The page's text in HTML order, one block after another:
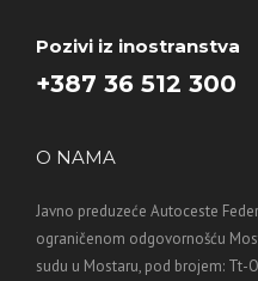
Pozivi iz inostranstva
+387 36 512 300
O NAMA
Javno preduzeće Autoceste
ograničenom odgovornošću
sudu u Mostaru, pod brojem: Tt-